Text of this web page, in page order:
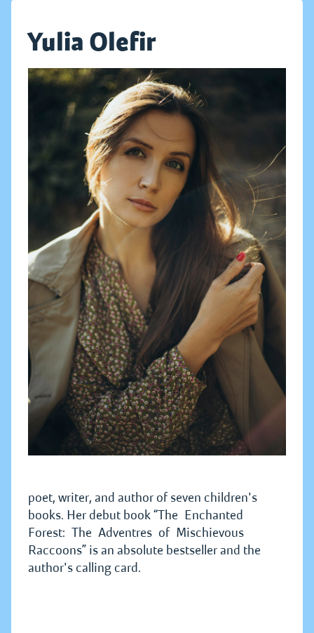
Yulia Olefir
poet, writer, and author of seven children's
books. Her debut book “The Enchanted
Forest: The Adventres of Mischievous
Raccoons” is an absolute bestseller and the
author's calling card.